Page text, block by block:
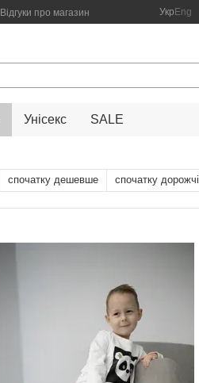
Відгуки про магазин Укр Eng
Унісекс SALE
спочатку дешевше спочатку дорожчі